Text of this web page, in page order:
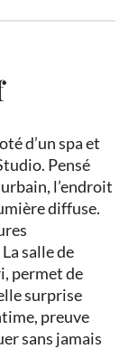
d’un spa et
Pensé
l’endroit
diffuse.
salle de
permet de
surprise
preuve
sans jamais